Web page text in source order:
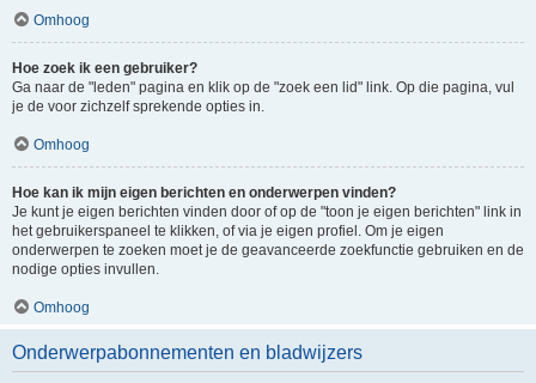
Omhoog
Hoe zoek ik een gebruiker?
Ga naar de "leden" pagina en klik op de "zoek een lid" link. Op die pagina, vul
je de voor zichzelf sprekende opties in.
Omhoog
Hoe kan ik mijn eigen berichten en onderwerpen vinden?
Je kunt je eigen berichten vinden door of op de "toon je eigen berichten" link in
het gebruikerspaneel te klikken, of via je eigen profiel. Om je eigen
onderwerpen te zoeken moet je de geavanceerde zoekfunctie gebruiken en de
nodige opties invullen.
Omhoog
Onderwerpabonnementen en bladwijzers